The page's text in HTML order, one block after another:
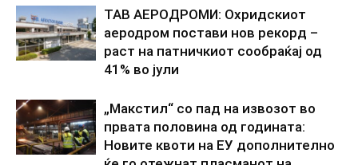
ТАВ АЕРОДРОМИ: Охридскиот
аеродром постави нов рекорд –
раст на патничкиот сообраќај од
41% во јули
„Макстил“ со пад на извозот во
првата половина од годината:
Новите квоти на ЕУ дополнително